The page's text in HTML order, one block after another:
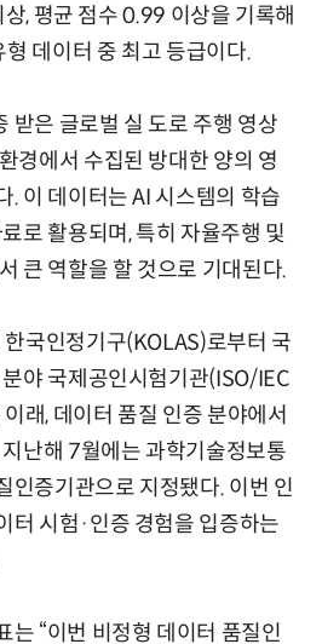
, 평균 점수 0.99 이상을 기록해
데이터 중 최고 등급이다.
받은 글로벌 실 도로 주행 영상
경에서 수집된 방대한 양의 영
. 이 데이터는 AI 시스템의 학습
로 활용되며, 특히 자율주행 및
큰 역할을 할 것으로 기대된다.
국인정기구(KOLAS)로부터 국
야 국제공인시험기관(ISO/IEC
래, 데이터 품질 인증 분야에서
난해 7월에는 과학기술정보통
인증기관으로 지정됐다. 이번 인
터 시험·인증 경험을 입증하는
는 “이번 비정형 데이터 품질인